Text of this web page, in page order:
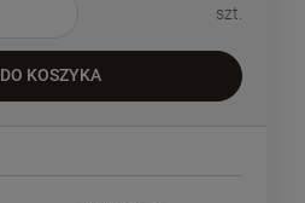
szt.
DO KOSZYKA